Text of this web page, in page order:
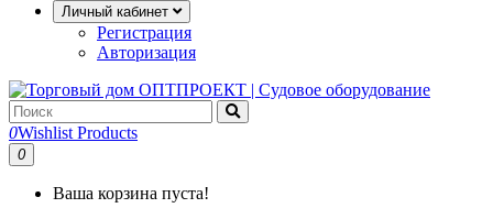
Личный кабинет
Регистрация
Авторизация
0Wishlist Products
0
Ваша корзина пуста!